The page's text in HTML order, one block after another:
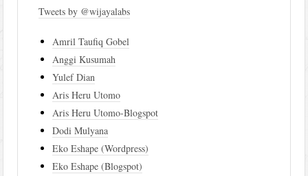
Tweets by @wijayalabs
Amril Taufiq Gobel
Anggi Kusumah
Yulef Dian
Aris Heru Utomo
Aris Heru Utomo-Blogspot
Dodi Mulyana
Eko Eshape (Wordpress)
Eko Eshape (Blogspot)